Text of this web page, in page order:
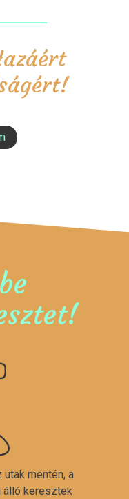
mentén, a
keresztek